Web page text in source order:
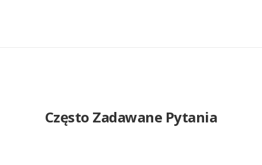
Często Zadawane Pytania